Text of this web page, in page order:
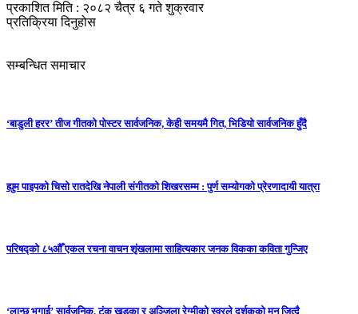
प्रकाशित मिति : २०८२ चैत्र ६ गते शुक्रवार
प्रतिक्रिया दिनुहोस
सम्बन्धित समाचार
‘बाडुली हरर’ तीज गीतको पोस्टर सार्वजनिक, केही समयमै गित, भिडियो सार्वजनिक हुँदै
ह्युम पाइपको चिसो रातदेखि नेपाली संगीतको शिखरसम्म : पुर्ण सम्योगको प्रेरणादायी यात्रा
परिषद्को ८५औँ एकल रचना वाचन शृंखलामा साहित्यकार जनक विकका कविता गुन्जिए
‘लान्छु भगाई’ सार्वजनिक, टंक खड्का र अञ्जिला रेग्मीको स्वरले दर्शकको मन जित्दै